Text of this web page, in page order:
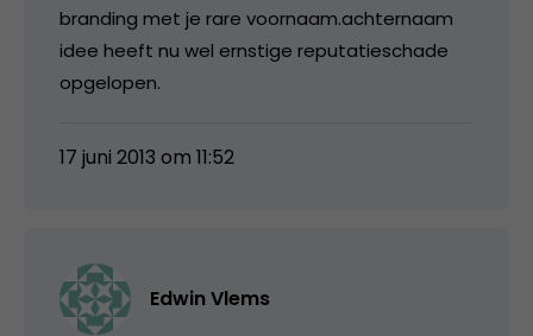
branding met je rare voornaam.achternaam
idee heeft nu wel ernstige reputatieschade
opgelopen.
17 juni 2013 om 11:52
Edwin Vlems